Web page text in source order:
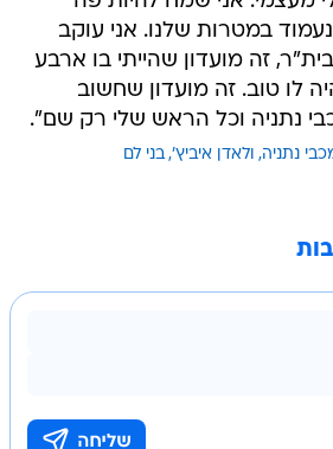
במטרות שלנו. אני עוקב
זה מועדון שהייתי בו ארבע
לו טוב. זה מועדון שחשוב
נתניה וכל הראש שלי רק שם".
נתניה ולאדן איביץ' בני לם